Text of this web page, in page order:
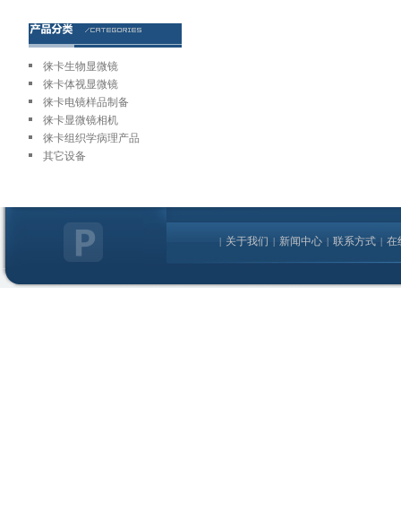
徕卡生物显微镜
徕卡体视显微镜
徕卡电镜样品制备
徕卡显微镜相机
徕卡组织学病理产品
其它设备
| 关于我们 | 新闻中心 | 联系方式 | 在